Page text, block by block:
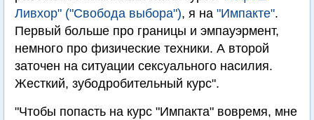
Ливхор" ("Свобода выбора"), я на "Импакте".
Первый больше про границы и эмпауэрмент,
немного про физические техники. А второй
заточен на ситуации сексуального насилия.
Жесткий, зубодробительный курс".
"Чтобы попасть на курс "Импакта" вовремя, мне